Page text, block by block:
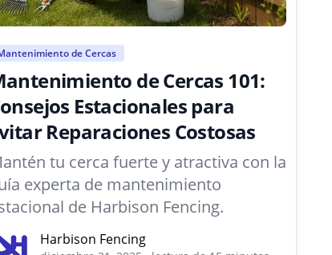
de Cercas
de Cercas 101:
Estacionales para
Reparaciones Costosas
tu cerca fuerte y atractiva con la
experta de mantenimiento
de Harbison Fencing.
Harbison Fencing